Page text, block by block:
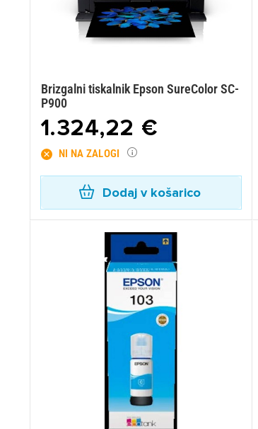
Brizgalni tiskalnik Epson SureColor SC-
P900
1.324,22 €
NI NA ZALOGI
Dodaj v košarico